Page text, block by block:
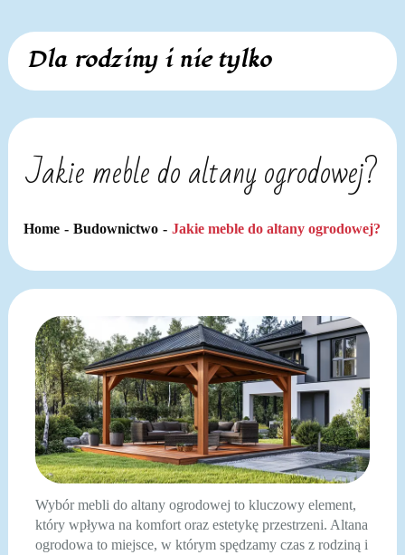
Skip
content
Dla rodziny i nie tylko
Jakie meble do altany ogrodowej?
Home Budownictwo Jakie meble do altany ogrodowej?
Wybór mebli do altany ogrodowej to kluczowy element,
który wpływa na komfort oraz estetykę przestrzeni. Altana
ogrodowa to miejsce, w którym spędzamy czas z rodziną i